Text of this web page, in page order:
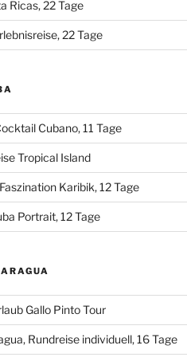
Ricas, 22 Tage
22 Tage
Cubano, 11 Tage
Tropical Island
Karibik, 12 Tage
Portrait, 12 Tage
Gallo Pinto Tour
Rundreise individuell, 16 Tage